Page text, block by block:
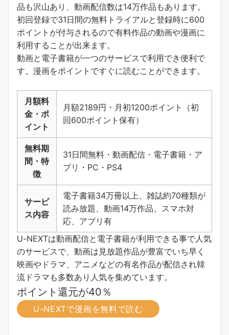
品も沢山あり、動画配信数は14万作品もあります。
初回登録で31日間の無料トライアルと登録時に600
ポイントが付与されるので有料作品の動画や漫画に
利用することが出来ます。
動画と電子書籍が一つのサービスで利用でき便利で
す。 漫画をポイントですぐに読むことができます。
月額料
金・ポ
イント
月額2189円・月初1200ポイント（初
回600ポイント保有）
無料期
間・特
徴
31日間無料・動画配信・電子書籍・ア
プリ・PC・PS4
サービ
ス内容
電子書籍34万冊以上、雑誌約70種類が
読み放題、動画14万作品、スマホ対
応、アプリ有
U-NEXTは動画配信と電子書籍が利用できる事で人気
のサービスで、動画は見放題作品が豊富でいち早く
映画やドラマ、アニメなどの有名作品が配信され韓
流ドラマも多数あり人気を集めています。
ポイント還元が40％
U-NEXTで漫画を無料で読む